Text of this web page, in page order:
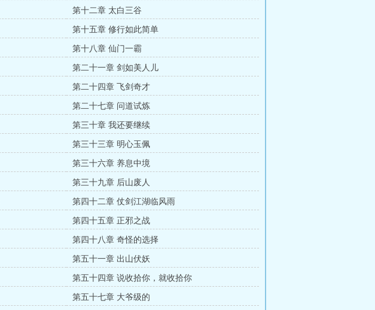
第十二章 太白三谷
第十五章 修行如此简单
第十八章 仙门一霸
第二十一章 剑如美人儿
第二十四章 飞剑奇才
第二十七章 问道试炼
第三十章 我还要继续
第三十三章 明心玉佩
第三十六章 养息中境
第三十九章 后山废人
第四十二章 仗剑江湖临风雨
第四十五章 正邪之战
第四十八章 奇怪的选择
第五十一章 出山伏妖
第五十四章 说收拾你，就收拾你
第五十七章 大爷级的